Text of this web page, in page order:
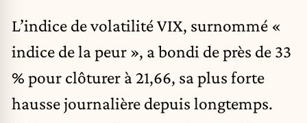
L’indice de volatilité VIX, surnommé «
indice de la peur », a bondi de près de 33
% pour clôturer à 21,66, sa plus forte
hausse journalière depuis longtemps.